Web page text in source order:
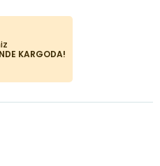
KARGODA!